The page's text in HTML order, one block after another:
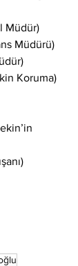
Müdür)
Müdürü)
Koruma)